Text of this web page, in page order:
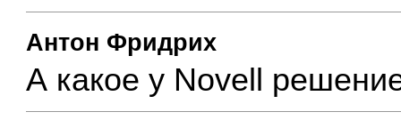
Антон Фридрих
А какое у Novell